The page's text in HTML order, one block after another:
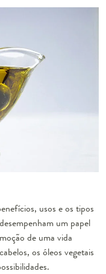
usos e os tipos
um papel
de uma vida
os óleos vegetais